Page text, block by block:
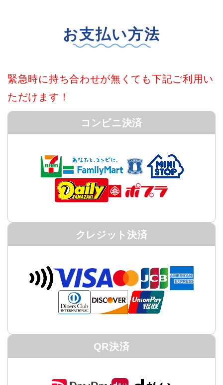
お支払い方法
緊急時に持ち合わせが無くても下記ご利用い
ただけます！
コンビニ決済
クレジット決済
QR決済